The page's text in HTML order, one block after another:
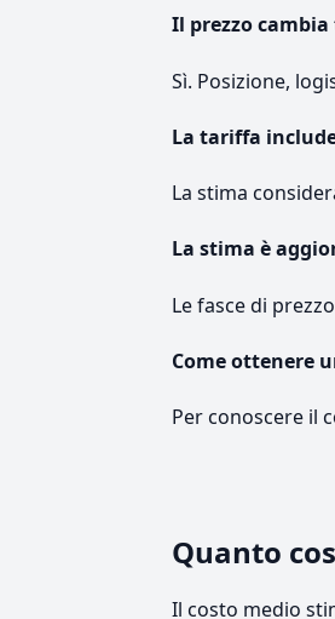
Il prezzo
Sì. Posizione,
La tariffa
La stima
La stima è
Le fasce di
Come ottenere
Per conoscere il
Quanto
Il costo medio